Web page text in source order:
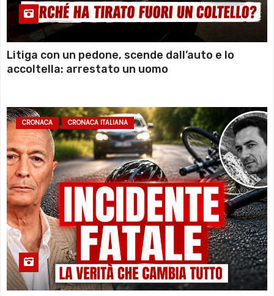
Litiga con un pedone, scende dall’auto e lo
accoltella: arrestato un uomo
CRONACA CRONACA ITALIANA